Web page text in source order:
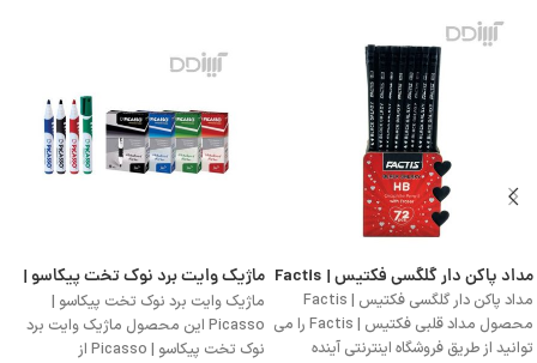
مداد پاکن دار گلگسی فکتیس | Factis
مداد پاکن دار گلگسی فکتیس | Factis
محصول مداد قلبی فکتیس | Factis را می
توانید از طریق فروشگاه اینترنتی آینده
ماژیک وایت برد نوک تخت پیکاسو |
Picasso
ماژیک وایت برد نوک تخت پیکاسو |
Picasso این محصول ماژیک وایت برد
نوک تخت پیکاسو | Picasso از